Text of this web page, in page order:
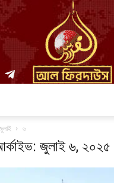
৬
জুলাই ৬, ২০২৫